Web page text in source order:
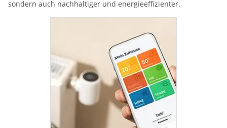
sondern auch nachhaltiger und energieeffizienter.